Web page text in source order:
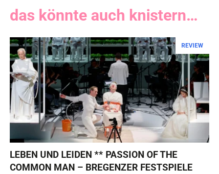
das könnte auch knistern…
REVIEW
LEBEN UND LEIDEN ** PASSION OF THE
COMMON MAN – BREGENZER FESTSPIELE